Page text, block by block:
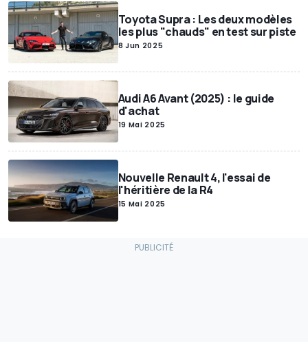
Toyota Supra : Les deux modèles
les plus "chauds" en test sur piste
8 Jun 2025
Audi A6 Avant (2025) : le guide
d'achat
19 Mai 2025
Nouvelle Renault 4, l'essai de
l'héritière de la R4
15 Mai 2025